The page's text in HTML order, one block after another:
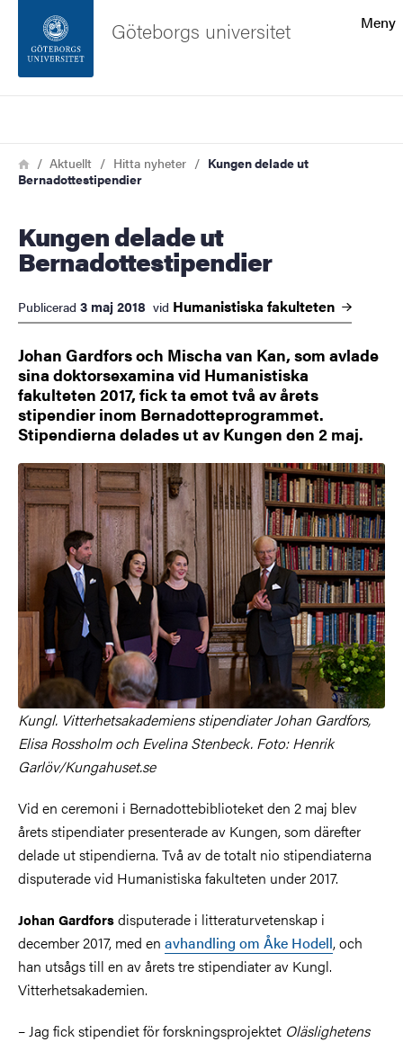
Sidfoten
Om webbplatsen
Meny
Göteborgs universitet
Länkstig
HemAktuellt Hitta nyheter
Kungen delade ut
Bernadottestipendier
Kungen delade ut
Bernadottestipendier
Publicerad 3 maj 2018 vid Humanistiska fakulteten
Johan Gardfors och Mischa van Kan, som avlade
sina doktorsexamina vid Humanistiska
fakulteten 2017, fick ta emot två av årets
stipendier inom Bernadotteprogrammet.
Stipendierna delades ut av Kungen den 2 maj.
Kungl. Vitterhetsakademiens stipendiater Johan Gardfors,
Elisa Rossholm och Evelina Stenbeck. Foto: Henrik
Garlöv/Kungahuset.se
Vid en ceremoni i Bernadottebiblioteket den 2 maj blev
årets stipendiater presenterade av Kungen, som därefter
delade ut stipendierna. Två av de totalt nio stipendiaterna
disputerade vid Humanistiska fakulteten under 2017.
Johan Gardforsdisputerade i litteraturvetenskap i
december 2017, med en avhandling om Åke Hodell, och
han utsågs till en av årets tre stipendiater av Kungl.
Vitterhetsakademien.
– Jag fick stipendiet för forskningsprojektet Oläslighetens